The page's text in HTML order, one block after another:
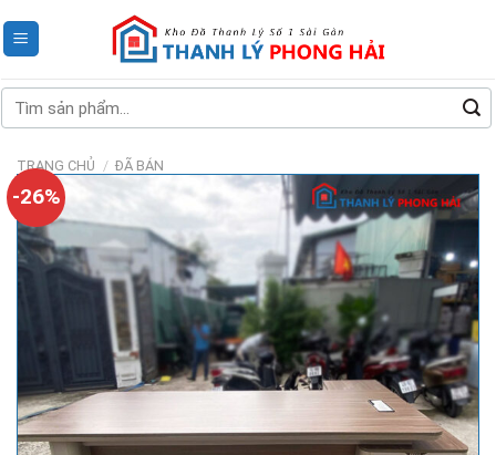
to
Tìm
kiếm:
TRANG CHỦ / ĐÃ BÁN
-26%